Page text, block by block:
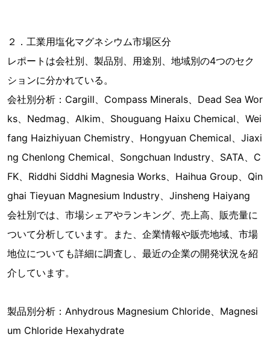
２．工業用塩化マグネシウム市場区分
レポートは会社別、製品別、用途別、地域別の4つのセク
ションに分かれている。
会社別分析：Cargill、Compass Minerals、Dead Sea Wor
ks、Nedmag、Alkim、Shouguang Haixu Chemical、Wei
fang Haizhiyuan Chemistry、Hongyuan Chemical、Jiaxi
ng Chenlong Chemical、Songchuan Industry、SATA、C
FK、Riddhi Siddhi Magnesia Works、Haihua Group、Qin
ghai Tieyuan Magnesium Industry、Jinsheng Haiyang
会社別では、市場シェアやランキング、売上高、販売量に
ついて分析しています。また、企業情報や販売地域、市場
地位についても詳細に調査し、最近の企業の開発状況を紹
介しています。
製品別分析：Anhydrous Magnesium Chloride、Magnesi
um Chloride Hexahydrate